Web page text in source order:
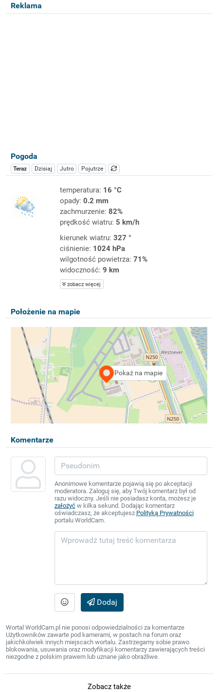
Reklama
Pogoda
Teraz Dzisiaj Jutro Pojutrze
temperatura: 16 °C
opady: 0.2 mm
zachmurzenie: 82%
prędkość wiatru: 5 km/h
kierunek wiatru: 327 °
ciśnienie: 1024 hPa
wilgotność powietrza: 71%
widoczność: 9 km
zobacz więcej
Położenie na mapie
Pokaż na mapie
Komentarze
Anonimowe komentarze pojawią się po akceptacji
moderatora. Zaloguj się, aby Twój komentarz był od
razu widoczny. Jeśli nie posiadasz konta, możesz je
założyćw kilka sekund. Dodając komentarz
oświadczasz, że akceptujesz Polityką Prywatności
portalu WorldCam.
Dodaj
Wortal WorldCam.pl nie ponosi odpowiedzialności za komentarze
Użytkowników zawarte pod kamerami, w postach na forum oraz
jakichkolwiek innych miejscach wortalu. Zastrzegamy sobie prawo
blokowania, usuwania oraz modyfikacji komentarzy zawierających treści
niezgodne z polskim prawem lub uznane jako obraźliwe.
Zobacz także